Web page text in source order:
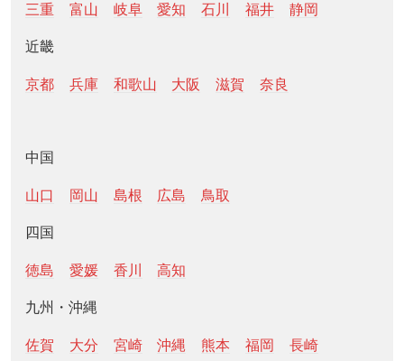
三重 富山 岐阜 愛知 石川 福井 静岡
近畿
京都 兵庫 和歌山 大阪 滋賀 奈良
中国
山口 岡山 島根 広島 鳥取
四国
徳島 愛媛 香川 高知
九州・沖縄
佐賀 大分 宮崎 沖縄 熊本 福岡
長崎